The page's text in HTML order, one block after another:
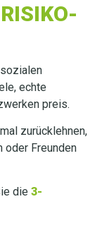
echte
preis.
zurücklehnen,
oder Freunden
die 3-